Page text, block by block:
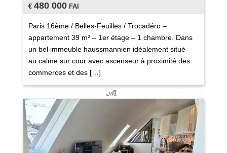
€ 480 000FAI
Paris 16ème / Belles-Feuilles / Trocadéro –
appartement 39 m² – 1er étage – 1 chambre. Dans
un bel immeuble haussmannien idéalement situé
au calme sur cour avec ascenseur à proximité des
commerces et des […]